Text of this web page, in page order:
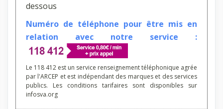
dessous
Numéro de téléphone pour être mis en
relation avec notre service :
Le 118 412 est un service renseignement téléphonique agrée
par l'ARCEP et est indépendant des marques et des services
publics. Les conditions tarifaires sont disponibles sur
infosva.org